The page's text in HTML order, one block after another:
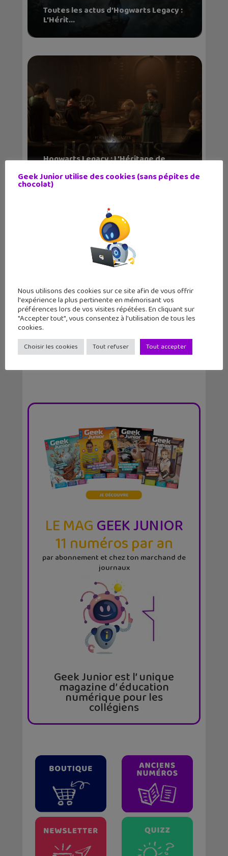
Toutes les actus d’Hogwarts Legacy :
L’Hérit...
Hogwarts Legacy : L’Héritage de
Hogwarts Legacy : comment
résoudre les énigmes des...
LE MAGGEEK JUNIOR
11 numéros par an
par abonnement et chez ton marchand de
journaux
Geek Junior est l’ unique
magazine d’ éducation
numérique pour les
collégiens
Geek Junior utilise des cookies (sans pépites de
chocolat)
Nous utilisons des cookies sur ce site afin de vous offrir
l'expérience la plus pertinente en mémorisant vos
préférences lors de vos visites répétées. En cliquant sur
"Accepter tout", vous consentez à l'utilisation de tous les
cookies.
Choisir les cookies Tout refuser Tout accepter